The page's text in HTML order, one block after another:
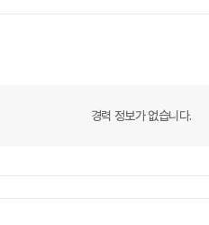
경력 정보가 없습니다.